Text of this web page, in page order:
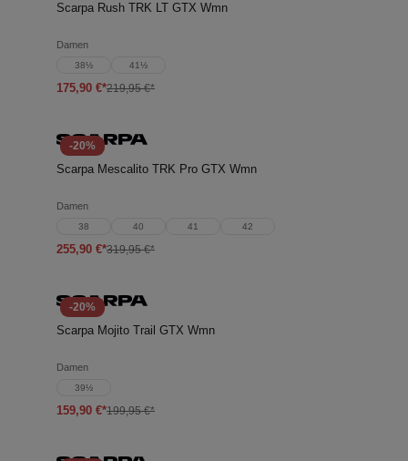
Scarpa Rush TRK LT GTX Wmn
Damen
38½ 41½
175,90 €*219,95 €*
-20%
Scarpa Mescalito TRK Pro GTX Wmn
Damen
38 40 41 42
255,90 €*319,95 €*
-20%
Scarpa Mojito Trail GTX Wmn
Damen
39½
159,90 €*199,95 €*